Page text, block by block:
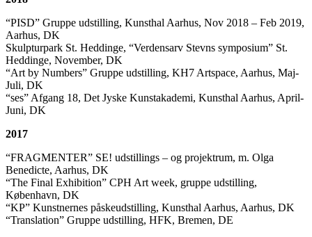
“PISD” Gruppe udstilling, Kunsthal Aarhus, Nov 2018 – Feb 2019,
Aarhus, DK
Skulpturpark St. Heddinge, “Verdensarv Stevns symposium” St.
Heddinge, November, DK
“Art by Numbers” Gruppe udstilling, KH7 Artspace, Aarhus, Maj-
Juli, DK
“ses” Afgang 18, Det Jyske Kunstakademi, Kunsthal Aarhus, April-
Juni, DK
2017
“FRAGMENTER” SE! udstillings – og projektrum, m. Olga
Benedicte, Aarhus, DK
“The Final Exhibition” CPH Art week, gruppe udstilling,
København, DK
“KP” Kunstnernes påskeudstilling, Kunsthal Aarhus, Aarhus, DK
“Translation” Gruppe udstilling, HFK, Bremen, DE